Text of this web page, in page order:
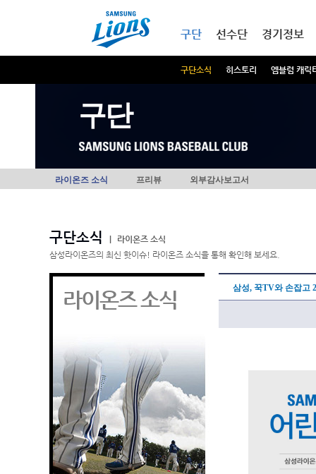
구단
구단소식 히스토리 엠블럼 캐릭
선수단 경기정보
구단
라이온즈 소식 프리뷰 외부감사보고서
구단소식
라이온즈 소식
삼성라이온즈의 최신 핫이슈! 라이온즈 소식을 통해 확인해 보세요.
라이온즈 소식 삼성, 꾹TV와 손잡고